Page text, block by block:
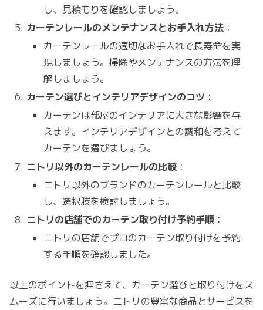
し、見積もりを確認しましょう。
カーテンレールのメンテナンスとお手入れ方法 ：
カーテンレールの適切なお手入れで長寿命を実
現しましょう。掃除やメンテナンスの方法を理
解しましょう。
カーテン選びとインテリアデザインのコツ ：
カーテンは部屋のインテリアに大きな影響を与
えます。インテリアデザインとの調和を考えて
カーテンを選びましょう。
ニトリ以外のカーテンレールの比較 ：
ニトリ以外のブランドのカーテンレールと比較
し、選択肢を検討しましょう。
ニトリの店舗でのカーテン取り付け予約手順 ：
ニトリの店舗でプロのカーテン取り付けを予約
する手順を確認しました。
以上のポイントを押さえて、カーテン選びと取り付けをス
ムーズに行いましょう。ニトリの豊富な商品とサービスを